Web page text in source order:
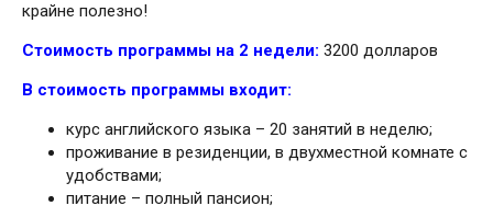
крайне полезно!
Стоимость программы на 2 недели: 3200 долларов
В стоимость программы входит:
курс английского языка – 20 занятий в неделю;
проживание в резиденции, в двухместной комнате с
удобствами;
питание – полный пансион;